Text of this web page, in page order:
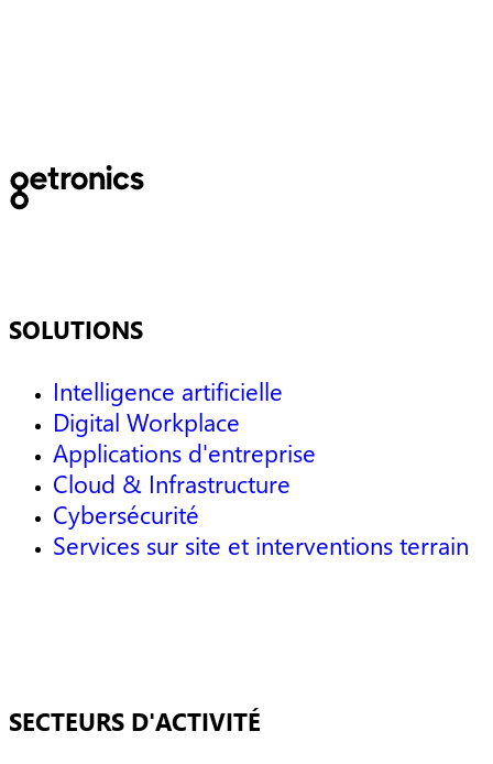
SOLUTIONS
Intelligence artificielle
Digital Workplace
Applications d'entreprise
Cloud & Infrastructure
Cybersécurité
Services sur site et interventions terrain
SECTEURS D'ACTIVITÉ